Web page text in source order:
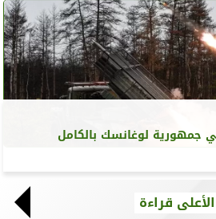
جمهورية لوغانسك بالكامل
الأعلى قراءة